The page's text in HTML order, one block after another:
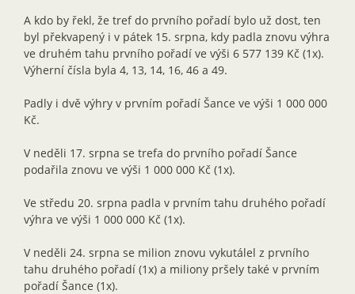
A kdo by řekl, že tref do prvního pořadí bylo už dost, ten
byl překvapený i v pátek 15. srpna, kdy padla znovu výhra
ve druhém tahu prvního pořadí ve výši 6 577 139 Kč (1x).
Výherní čísla byla 4, 13, 14, 16, 46 a 49.
Padly i dvě výhry v prvním pořadí Šance ve výši 1 000 000
Kč.
V neděli 17. srpna se trefa do prvního pořadí Šance
podařila znovu ve výši 1 000 000 Kč (1x).
Ve středu 20. srpna padla v prvním tahu druhého pořadí
výhra ve výši 1 000 000 Kč (1x).
V neděli 24. srpna se milion znovu vykutálel z prvního
tahu druhého pořadí (1x) a miliony pršely také v prvním
pořadí Šance (1x).